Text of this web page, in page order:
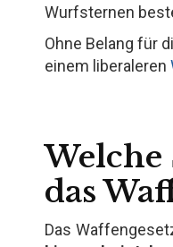
Wurfsternen
Ohne Belang für
einem liberaleren
Welche
das
Das